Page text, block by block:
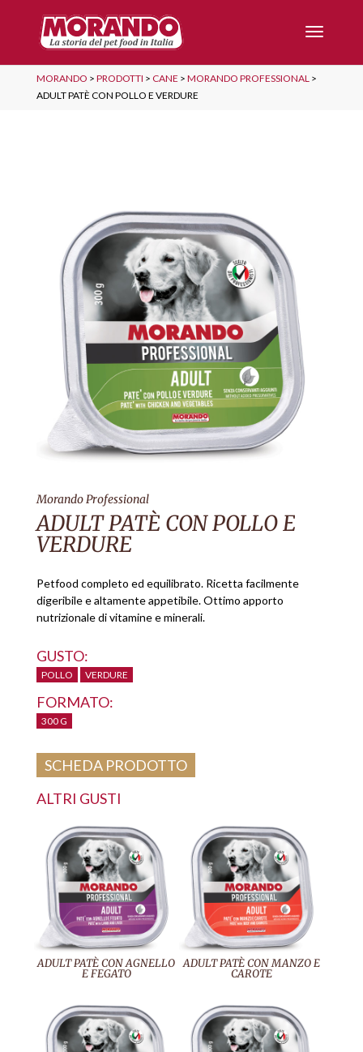
MORANDO > PRODOTTI > CANE > MORANDO PROFESSIONAL>
ADULT PATÈ CON POLLO E VERDURE
Morando Professional
ADULT PATÈ CON POLLO E
VERDURE
Petfood completo ed equilibrato. Ricetta facilmente
digeribile e altamente appetibile. Ottimo apporto
nutrizionale di vitamine e minerali.
GUSTO:
POLLO VERDURE
FORMATO:
300 G
SCHEDA PRODOTTO
ALTRI GUSTI
ADULT PATÈ CON AGNELLO
E FEGATO
ADULT PATÈ CON MANZO E
CAROTE